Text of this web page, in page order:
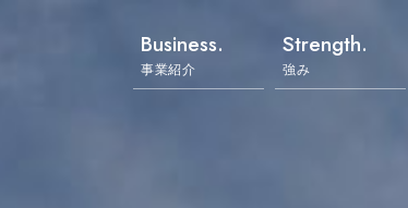
Business.
事業紹介
Strength.
強み